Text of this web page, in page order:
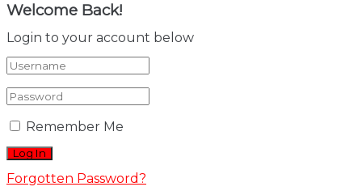
Welcome Back!
Login to your account below
Remember Me
Forgotten Password?